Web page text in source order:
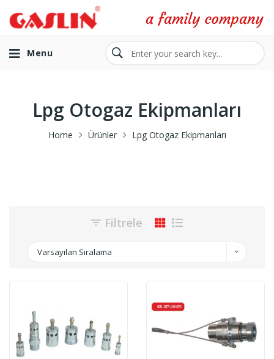
Menu
Lpg Otogaz Ekipmanları
Home Ürünler Lpg Otogaz Ekipmanları
Filtrele
Varsayılan Sıralama